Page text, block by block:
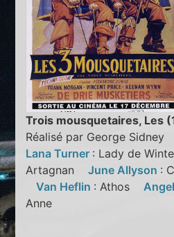
Trois mousquetaires, Les
Réalisé par George Sidney
Lana Turner : Lady de
ArtagnanJune Allyson :
Van Heflin : Athos
Anne